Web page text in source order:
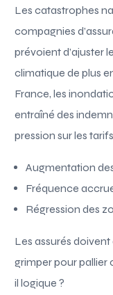
Les catastrophes
compagnies
prévoient d’ajuster
climatique de plus
France, les
entraîné des
pression sur les
Augmentation
Fréquence
Régression des
Les assurés
grimper pour pallier
il logique ?